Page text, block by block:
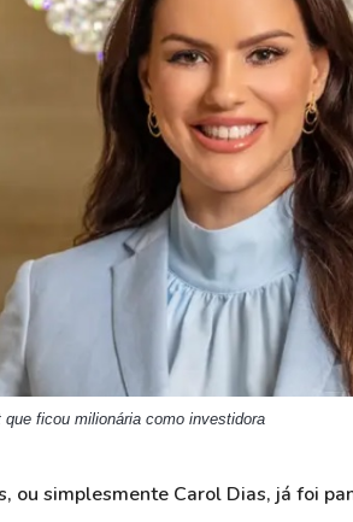
KNRI11
GOLD11
XINA11
Ver todos
ficou milionária como investidora
ou simplesmente Carol Dias, já foi